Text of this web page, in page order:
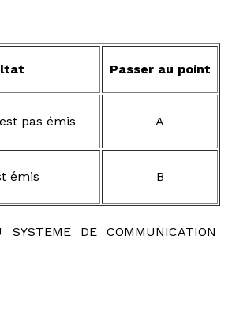
Passer au point
pas émis A
émis B
SYSTEME DE COMMUNICATION